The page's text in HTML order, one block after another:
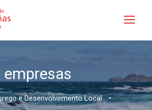
empresas
e Desenvolvemento Local •